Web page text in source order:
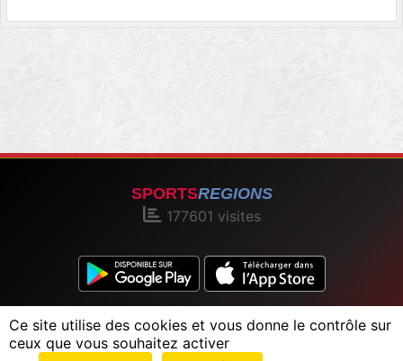
SPORTSREGIONS
177601 visites
Charte cookies
Gestion des cookies
Informations légales
Signaler un contenu inapproprié
Ce site utilise des cookies et vous donne le contrôle sur
ceux que vous souhaitez activer